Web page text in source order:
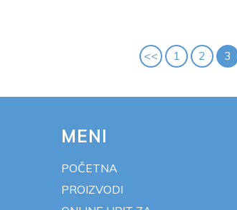
<< 1 2 3
MENI
POČETNA
PROIZVODI